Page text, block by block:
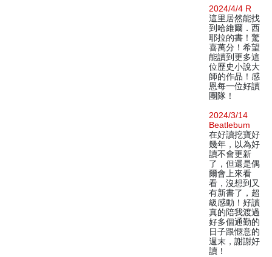
2024/4/4 R
這里居然能找
到哈維爾．西
耶拉的書！驚
喜萬分！希望
能讀到更多這
位歷史小說大
師的作品！感
恩每一位好讀
團隊！
2024/3/14
Beatlebum
在好讀挖寶好
幾年，以為好
讀不會更新
了，但還是偶
爾會上來看
看，沒想到又
有新書了，超
級感動！好讀
真的陪我渡過
好多個通勤的
日子跟愜意的
週末，謝謝好
讀！